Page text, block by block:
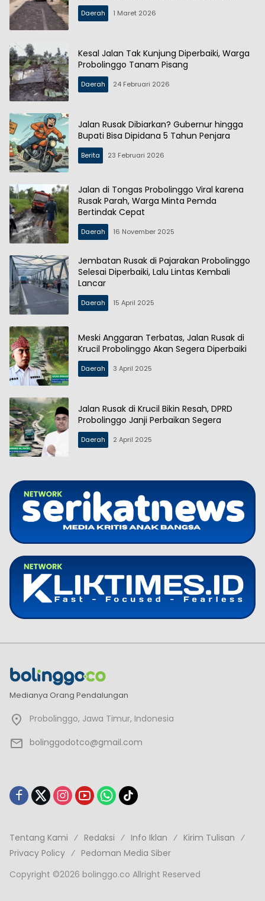
Daerah 1 Maret 2026
Kesal Jalan Tak Kunjung Diperbaiki, Warga
Probolinggo Tanam Pisang
Daerah 24 Februari 2026
Jalan Rusak Dibiarkan? Gubernur hingga
Bupati Bisa Dipidana 5 Tahun Penjara
Berita 23 Februari 2026
Jalan di Tongas Probolinggo Viral karena
Rusak Parah, Warga Minta Pemda
Bertindak Cepat
Daerah 16 November 2025
Jembatan Rusak di Pajarakan Probolinggo
Selesai Diperbaiki, Lalu Lintas Kembali
Lancar
Daerah 15 April 2025
Meski Anggaran Terbatas, Jalan Rusak di
Krucil Probolinggo Akan Segera Diperbaiki
Daerah 3 April 2025
Jalan Rusak di Krucil Bikin Resah, DPRD
Probolinggo Janji Perbaikan Segera
Daerah 2 April 2025
Medianya Orang Pendalungan
Probolinggo, Jawa Timur, Indonesia
bolinggodotco@gmail.com
Tentang Kami Redaksi Info Iklan
Kirim Tulisan
Privacy Policy
Pedoman Media Siber
Copyright ©2026 bolinggo.co Allright Reserved